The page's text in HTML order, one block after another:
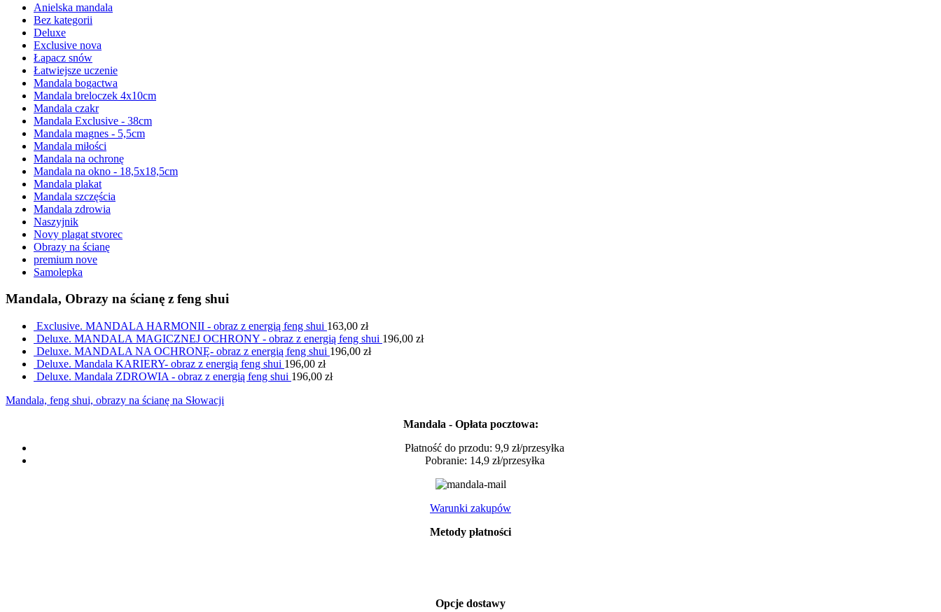
Anielska mandala
Bez kategorii
Deluxe
Exclusive nova
Łapacz snów
Łatwiejsze uczenie
Mandala bogactwa
Mandala breloczek 4x10cm
Mandala czakr
Mandala Exclusive - 38cm
Mandala magnes - 5,5cm
Mandala miłości
Mandala na ochronę
Mandala na okno - 18,5x18,5cm
Mandala plakat
Mandala szczęścia
Mandala zdrowia
Naszyjnik
Novy plagat stvorec
Obrazy na ścianę
premium nove
Samolepka
Mandala, Obrazy na ścianę z feng shui
Exclusive. MANDALA HARMONII - obraz z energią feng shui 163,00 zł
Deluxe. MANDALA MAGICZNEJ OCHRONY - obraz z energią feng shui 196,00 zł
Deluxe. MANDALA NA OCHRONĘ- obraz z energią feng shui 196,00 zł
Deluxe. Mandala KARIERY- obraz z energią feng shui 196,00 zł
Deluxe. Mandala ZDROWIA - obraz z energią feng shui 196,00 zł
Mandala, feng shui, obrazy na ścianę na Słowacji
Mandala - Opłata pocztowa:
Płatność do przodu: 9,9 zł/przesyłka
Pobranie: 14,9 zł/przesyłka
Warunki zakupów
Metody płatności
Opcje dostawy